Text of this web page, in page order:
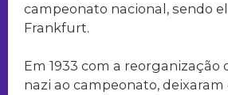
campeonato nacional, sendo
Frankfurt.
Em 1933 com a reorganização
nazi ao campeonato, deixaram